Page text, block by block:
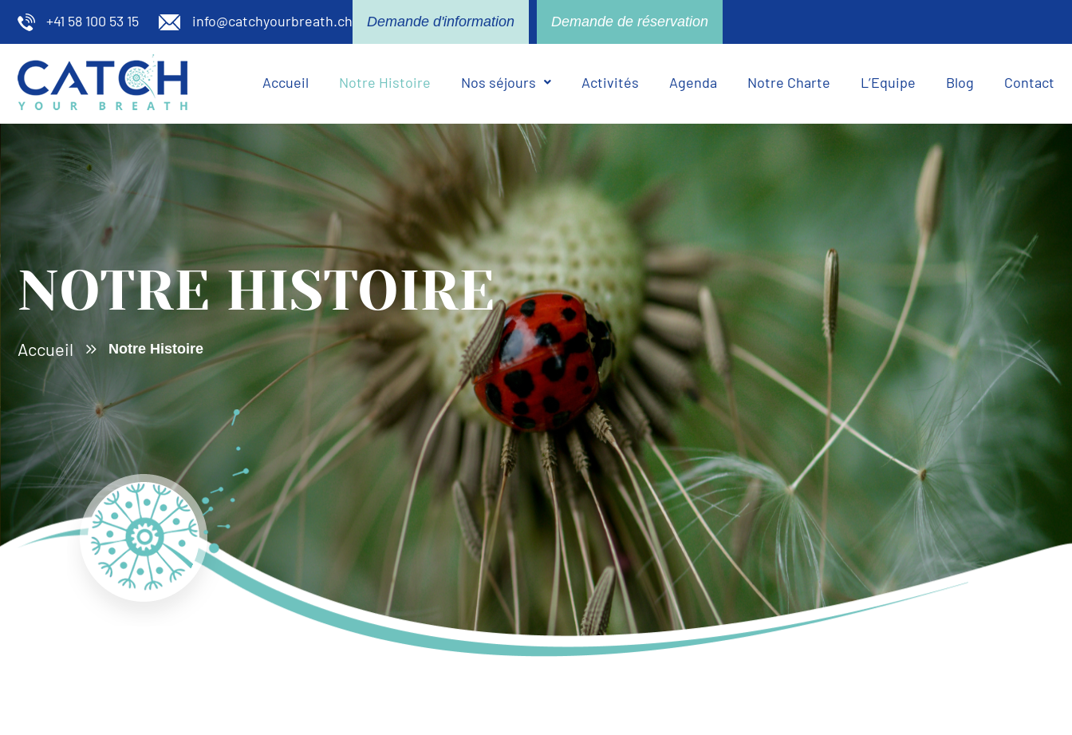
Aller
au
contenu
+41 58 100 53 15 info@catchyourbreath.ch Demande d'information Demande de réservation
Accueil Notre Histoire Nos séjours Activités Agenda Notre Charte L’Equipe Blog Contact
NOTRE HISTOIRE
Accueil Notre Histoire